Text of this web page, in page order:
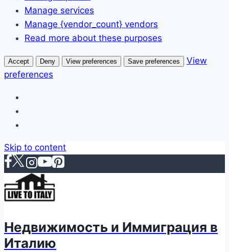
Manage services
Manage {vendor_count} vendors
Read more about these purposes
Accept Deny View preferences Save preferences
View
preferences
Skip to content
Недвижимость и Иммиграция в
Италию